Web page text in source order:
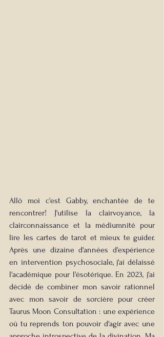
Allô moi c'est Gabby, enchantée de te
rencontrer! J'utilise la clairvoyance, la
clairconnaissance et la médiumnité pour
lire les cartes de tarot et mieux te guider.
Après une dizaine d'années d'expérience
en intervention psychosociale, j'ai délaissé
l'académique pour l'ésotérique. En 2023, j'ai
décidé de combiner mon savoir rationnel
avec mon savoir de sorcière pour créer
Taurus Moon Consultation : une expérience
où tu reprends ton pouvoir d'agir avec une